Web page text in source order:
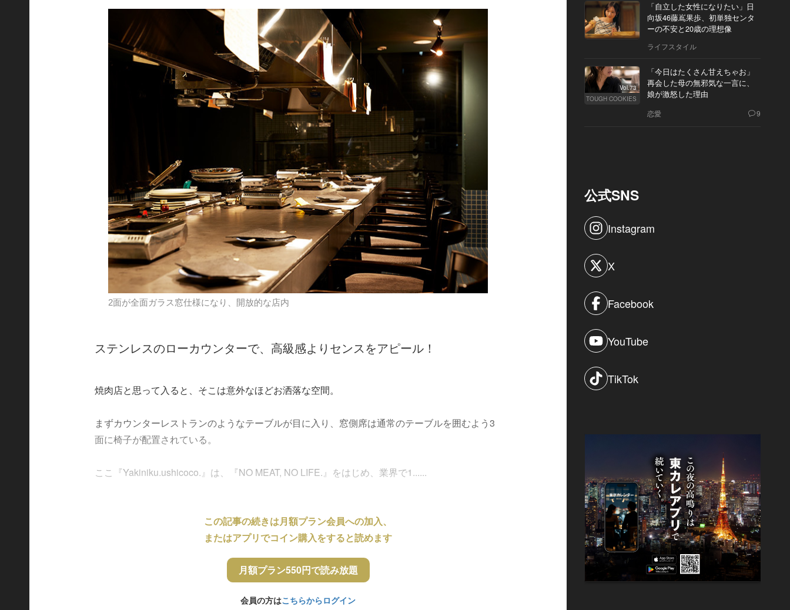
2面が全面ガラス窓仕様になり、開放的な店内
ステンレスのローカウンターで、高級感よりセンスをアピール！
焼肉店と思って入ると、そこは意外なほどお洒落な空間。
まずカウンターレストランのようなテーブルが目に入り、窓側席は通常のテーブルを囲むよう3
面に椅子が配置されている。
ここ『Yakiniku.ushicoco.』は、『NO MEAT, NO LIFE.』をはじめ、業界で1......
この記事の続きは月額プラン会員への加入、
またはアプリでコイン購入をすると読めます
月額プラン550円で読み放題
会員の方はこちらからログイン
「自立した女性になりたい」日
向坂46藤嶌果歩、初単独センタ
ーの不安と20歳の理想像
ライフスタイル
Vol.73
TOUGH COOKIES
「今日はたくさん甘えちゃお」
再会した母の無邪気な一言に、
娘が激怒した理由
恋愛 9
公式SNS
Instagram
X
Facebook
YouTube
TikTok